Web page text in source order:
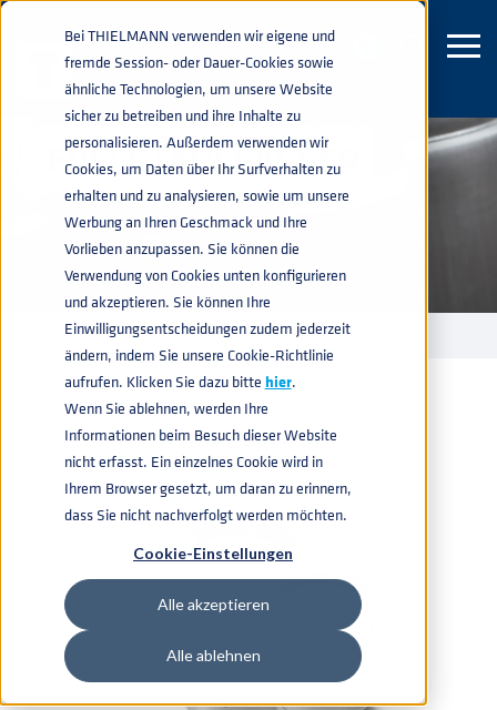
Bei THIELMANN verwenden wir eigene und
fremde Session- oder Dauer-Cookies sowie
ähnliche Technologien, um unsere Website
sicher zu betreiben und ihre Inhalte zu
personalisieren. Außerdem verwenden wir
Cookies, um Daten über Ihr Surfverhalten zu
erhalten und zu analysieren, sowie um unsere
Werbung an Ihren Geschmack und Ihre
Vorlieben anzupassen. Sie können die
Verwendung von Cookies unten konfigurieren
und akzeptieren. Sie können Ihre
Einwilligungsentscheidungen zudem jederzeit
ändern, indem Sie unsere Cookie-Richtlinie
aufrufen. Klicken Sie dazu bitte hier.
Wenn Sie ablehnen, werden Ihre
Informationen beim Besuch dieser Website
nicht erfasst. Ein einzelnes Cookie wird in
Ihrem Browser gesetzt, um daran zu erinnern,
dass Sie nicht nachverfolgt werden möchten.
Cookie-Einstellungen
Alle akzeptieren
Alle ablehnen
EDELSTAHLFÄSSER
EDELSTAHL KEGSnavigate_nextEDELSTAHLFÄSSER